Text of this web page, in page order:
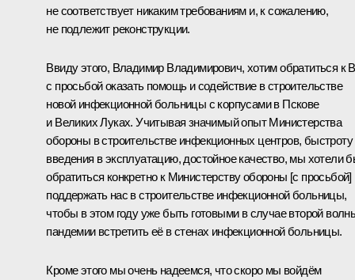
не соответствует никаким требованиям и, к сожалению,
не подлежит реконструкции.
Ввиду этого, Владимир Владимирович, хотим обратиться к
с просьбой оказать помощь и содействие в строительстве
новой инфекционной больницы с корпусами в Пскове
и Великих Луках. Учитывая значимый опыт Министерства
обороны в строительстве инфекционных центров, быстроту
введения в эксплуатацию, достойное качество, мы хотели
обратиться конкретно к Министерству обороны [с просьбой]
поддержать нас в строительстве инфекционной больницы,
чтобы в этом году уже быть готовыми в случае второй
пандемии встретить её в стенах инфекционной больницы.
Кроме этого мы очень надеемся, что скоро мы войдём